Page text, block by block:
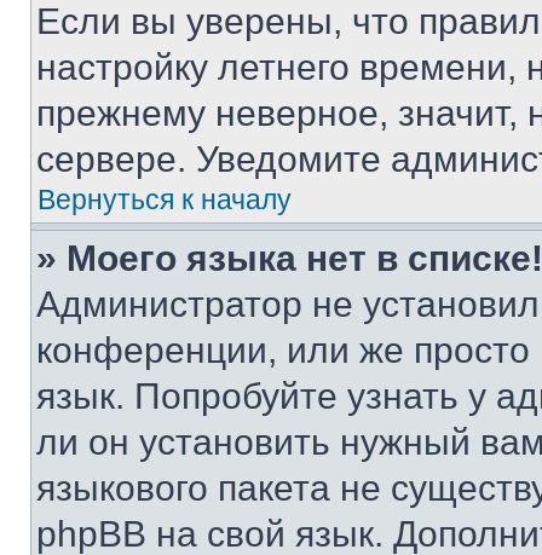
Если вы уверены, что
настройку летнего
прежнему неверное, значит,
сервере. Уведомите
Вернуться к началу
» Моего языка нет в списке!
Администратор не
конференции, или же
язык. Попробуйте узнать у
ли он установить нужный
языкового пакета не
phpBB на свой язык.